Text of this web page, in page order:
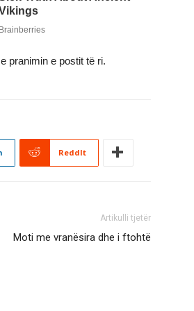
pranimin e postit të ri.
ReddIt
Artikulli tjetër
Moti me vranësira dhe i ftohtë